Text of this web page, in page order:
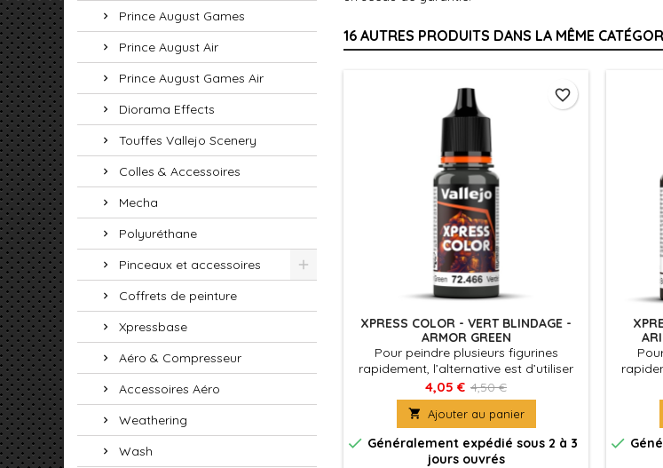
Prince August Games
Prince August Air
Prince August Games Air
Diorama Effects
Touffes Vallejo Scenery
Colles & Accessoires
Mecha
Polyuréthane
Pinceaux et accessoires
Coffrets de peinture
Xpressbase
Aéro & Compresseur
Accessoires Aéro
Weathering
Wash
16 AUTRES PRODUITS DANS LA MÊME
XPRESS COLOR - VERT BLINDAGE -
ARMOR GREEN
Pour peindre plusieurs figurines
rapidement, l’alternative est d’utiliser
Xpress Color, des couleurs mates avec
une formulation spécifique qui
permettent de peindre des figurines
facilement et rapidement
4,05 € 4,50 €
 Ajouter au panier
 Généralement expédié sous 2 à 3
jours ouvrés
favorite_border
